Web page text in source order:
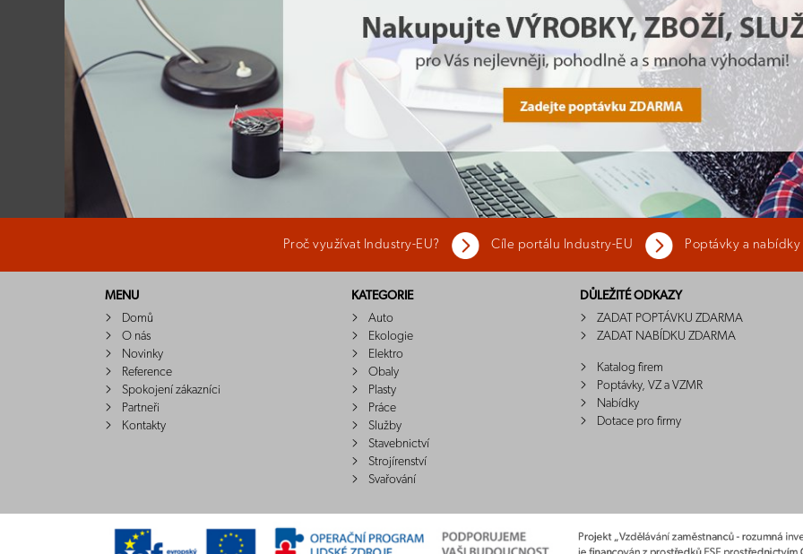
Proč využívat Industry-EU? Cíle portálu Industry-EU Poptávky a
MENU
Domů
O nás
Novinky
Reference
Spokojení zákazníci
Partneři
Kontakty
KATEGORIE
Auto
Ekologie
Elektro
Obaly
Plasty
Práce
Služby
Stavebnictví
Strojírenství
Svařování
DŮLEŽITÉ ODKAZY
ZADAT POPTÁVKU ZDARMA
ZADAT NABÍDKU ZDARMA
Katalog firem
Poptávky, VZ a VZMR
Nabídky
Dotace pro firmy